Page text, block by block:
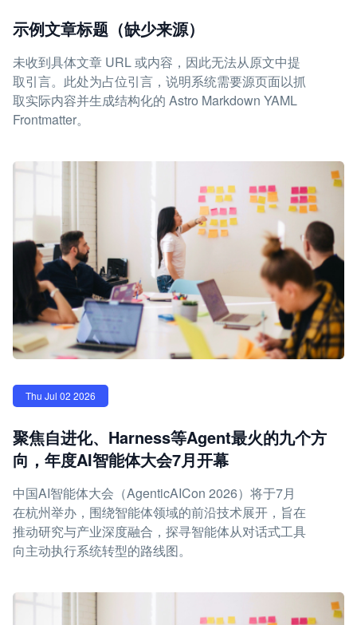
示例文章标题（缺少来源）
未收到具体文章 URL 或内容，因此无法从原文中提
取引言。此处为占位引言，说明系统需要源页面以抓
取实际内容并生成结构化的 Astro Markdown YAML
Frontmatter。
Thu Jul 02 2026
聚焦自进化、Harness等Agent最火的九个方
向，年度AI智能体大会7月开幕
中国AI智能体大会（AgenticAICon 2026）将于7月
在杭州举办，围绕智能体领域的前沿技术展开，旨在
推动研究与产业深度融合，探寻智能体从对话式工具
向主动执行系统转型的路线图。